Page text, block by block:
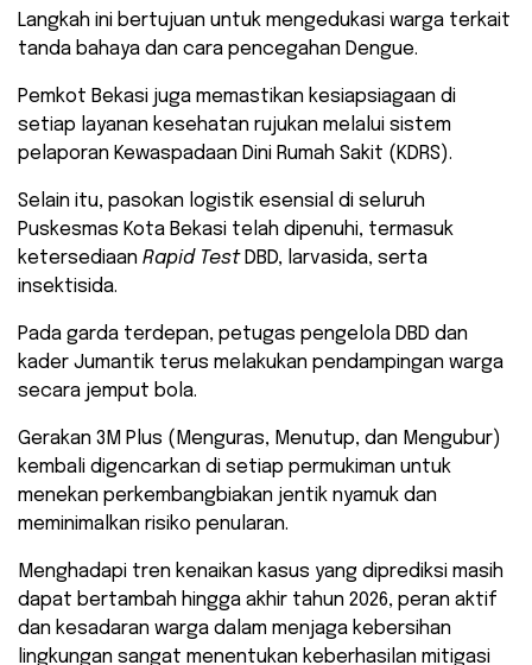
Langkah ini bertujuan untuk mengedukasi warga terkait
tanda bahaya dan cara pencegahan Dengue.
​Pemkot Bekasi juga memastikan kesiapsiagaan di
setiap layanan kesehatan rujukan melalui sistem
pelaporan Kewaspadaan Dini Rumah Sakit (KDRS).
Selain itu, pasokan logistik esensial di seluruh
Puskesmas Kota Bekasi telah dipenuhi, termasuk
ketersediaan Rapid TestDBD, larvasida, serta
insektisida.
​Pada garda terdepan, petugas pengelola DBD dan
kader Jumantik terus melakukan pendampingan warga
secara jemput bola.
Gerakan 3M Plus (Menguras, Menutup, dan Mengubur)
kembali digencarkan di setiap permukiman untuk
menekan perkembangbiakan jentik nyamuk dan
meminimalkan risiko penularan.
​Menghadapi tren kenaikan kasus yang diprediksi masih
dapat bertambah hingga akhir tahun 2026, peran aktif
dan kesadaran warga dalam menjaga kebersihan
lingkungan sangat menentukan keberhasilan mitigasi